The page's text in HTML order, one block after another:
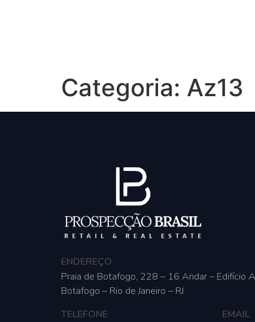
Categoria: Az13
ENDEREÇO
Praia de Botafogo, 228 – 16 Andar – Edifício
Botafogo – Rio de Janeiro – RJ
TELEFONE
EMAIL